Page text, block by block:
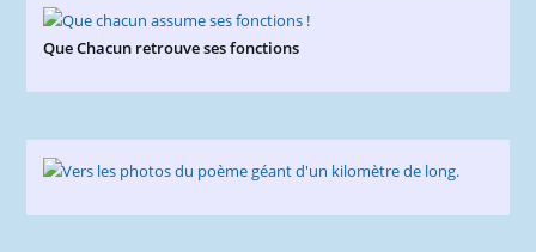
Que Chacun retrouve ses fonctions